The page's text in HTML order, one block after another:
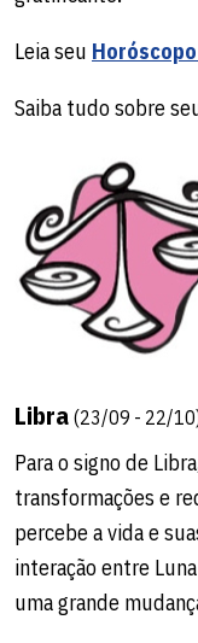
Leia seu
Saiba tudo sobre
Libra (23/09 - 22/
Para o signo de
transformações e
percebe a vida e
interação entre
uma grande